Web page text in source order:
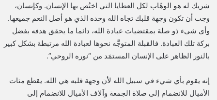
شريك له هو الوهّاب لكل العطايا التي اختُص بها الإنسان. وكإنسان،
وجب أن تكون وجهة قلبك تجاه الله وحده الذي هو أصل النعم جميعها.
وأي شيء ذو صلة بمقتضيات عبادة الله، دائما ما يحقق هدفه بفضل
بركة تلك العبادة. فالقبلة المتوجَّه نحوها لعبادة الله مرتبطة بشكل كبير
بالنور الظاهر على الإنسان المستمَد من “نوره الروحي”.
إنه يقوم بأي شيء في سبيل الله لأن وجهة قلبه هي الله. يقطع مئات
الأميال للانضمام إلى صلاة الجمعة وآلاف الأميال للانضمام إلى